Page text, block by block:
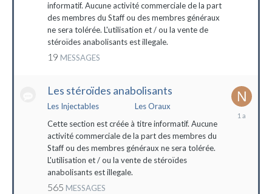
informatif. Aucune activité commerciale de la part
des membres du Staff ou des membres généraux
ne sera tolérée. L'utilisation et / ou la vente de
stéroïdes anabolisants est illegale.
19 MESSAGES
Les stéroïdes anabolisants
Les Injectables
Les Oraux
Cette section est créée à titre informatif. Aucune
activité commerciale de la part des membres du
Staff ou des membres généraux ne sera tolérée.
L'utilisation et / ou la vente de stéroïdes
anabolisants est illegale.
565 MESSAGES